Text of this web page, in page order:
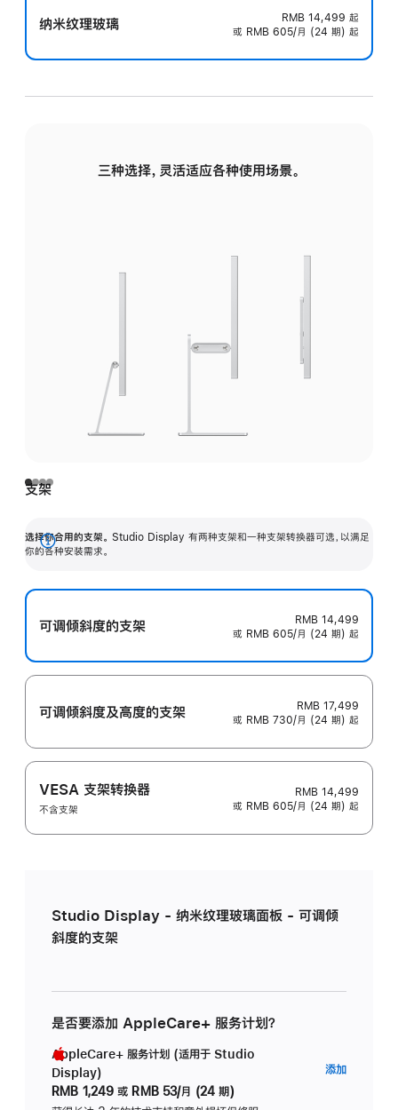
纳米纹理玻璃 RMB 14,499 起
或 RMB 605/月 (24 期) 起
三种选择，灵活适应各种使用场景。
支架
选择你合用的支架。 Studio Display 有两种支架和一种支架转换器可选，以满足
你的各种安装需求。
展
可调倾斜度的支架
RMB 14,499
或 RMB 605/月 (24 期) 起
可调倾斜度及高‍度的支‍架
RMB 17,499
或 RMB 730/月 (24 期) 起
VESA 支架转换器
不含支架
RMB 14,499
或 RMB 605/月 (24 期) 起
Studio Display - 纳米纹理玻璃面板 - 可调倾
斜度的支架
是否要添加 AppleCare+ 服务计划？
AppleCare+ 服务计划 (适用于 Studio
Display)
RMB 1,249 或 RMB 53/月 (24 期)
添加